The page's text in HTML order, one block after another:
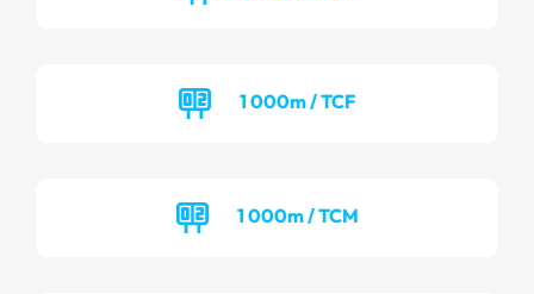
1 000m / TCF
1 000m / TCM